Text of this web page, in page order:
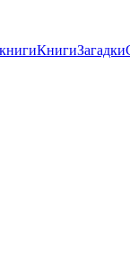
КнигиЗагадки